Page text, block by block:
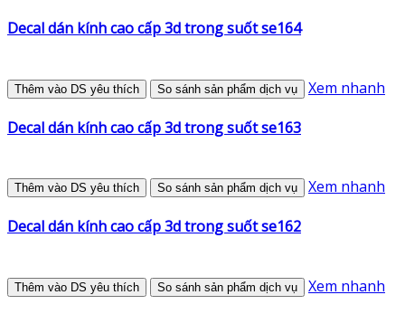
Decal dán kính cao cấp 3d trong suốt se164
Thêm vào DS yêu thích So sánh sản phẩm dịch vụ Xem nhanh
Decal dán kính cao cấp 3d trong suốt se163
Thêm vào DS yêu thích So sánh sản phẩm dịch vụ Xem nhanh
Decal dán kính cao cấp 3d trong suốt se162
Thêm vào DS yêu thích So sánh sản phẩm dịch vụ Xem nhanh